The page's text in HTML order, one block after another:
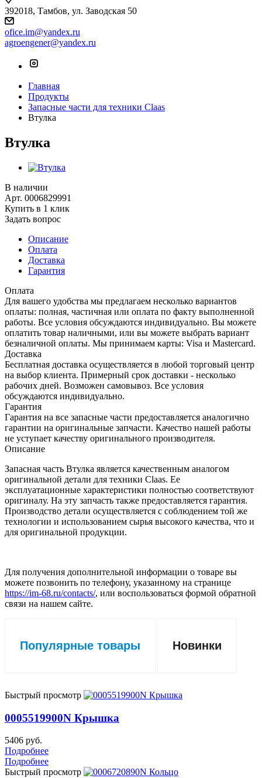
392018, Тамбов, ул. Заводская 50
ofice.im@yandex.ru
agroengener@yandex.ru
Главная
Продукты
Запасные части для техники Claas
Втулка
Втулка
В наличии
Арт. 0006829991
Купить в 1 клик
Задать вопрос
Описание
Оплата
Доставка
Гарантия
Оплата
Для вашего удобства мы предлагаем несколько вариантов
оплаты: полная, частичная или оплата по факту выполненной
работы. Все условия обсуждаются индивидуально. Вы можете
оплатить товар наличными, или вы можете выбрать вариант
безналичной оплаты. Мы принимаем карты: Visa и Mastercard.
Доставка
Бесплатная доставка осуществляется в любой торговый центр
на выбор клиента. Примерный срок доставки - несколько
рабочих дней. Возможен самовывоз. Все условия
обсуждаются индивидуально.
Гарантия
Гарантия на все запасные части предоставляется аналогично
гарантии на оригинальные запчасти. Качество нашей работы
не уступает качеству оригинального производителя.
Описание
Запасная часть Втулка является качественным аналогом
оригинальной детали для техники Claas. Ее
эксплуатационные характеристики полностью соответствуют
оригиналу. На эту запчасть также предоставляется гарантия.
Производство детали осуществляется с соблюдением той же
технологии и использованием сырья высокого качества, что и
для оригинальной продукции.
Для получения дополнительной информации о товаре вы
можете позвонить по телефону, указанному на странице
https://im-68.ru/contacts/, или воспользоваться формой обратной
связи на нашем сайте.
Популярные товары Новинки
Быстрый просмотр
0005519900N Крышка
5406 руб.
Подробнее
Подробнее
Быстрый просмотр